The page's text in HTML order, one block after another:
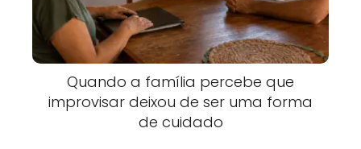
Quando a família percebe que
improvisar deixou de ser uma forma
de cuidado